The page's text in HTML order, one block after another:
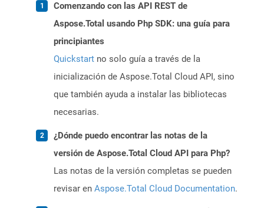
Comenzando con las API REST de
Aspose.Total usando Php SDK: una guía para
principiantes
Quickstart no solo guía a través de la
inicialización de Aspose.Total Cloud API, sino
que también ayuda a instalar las bibliotecas
necesarias.
¿Dónde puedo encontrar las notas de la
versión de Aspose.Total Cloud API para Php?
Las notas de la versión completas se pueden
revisar en Aspose.Total Cloud Documentation.